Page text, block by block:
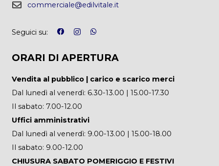
commerciale@edilvitale.it
Seguici su:
ORARI DI APERTURA
Vendita al pubblico | carico e scarico merci
Dal lunedì al venerdì: 6.30-13.00 | 15.00-17.30
Il sabato: 7.00-12.00
Uffici amministrativi
Dal lunedì al venerdì: 9.00-13.00 | 15.00-18.00
Il sabato: 9.00-12.00
CHIUSURA SABATO POMERIGGIO E FESTIVI